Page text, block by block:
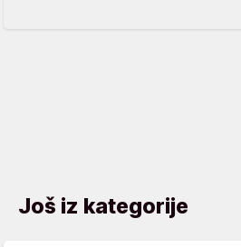
Još iz kategorije